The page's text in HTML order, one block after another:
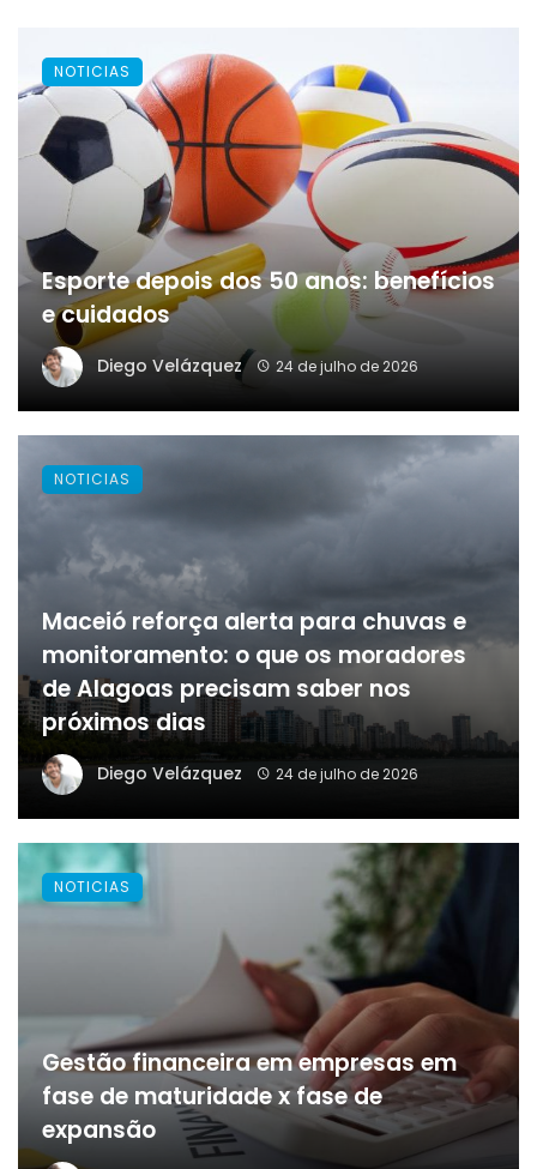
Esporte depois dos 50 anos: benefícios
e cuidados
Diego Velázquez 24 de julho de 2026
NOTICIAS
Maceió reforça alerta para chuvas e
monitoramento: o que os moradores
de Alagoas precisam saber nos
próximos dias
Diego Velázquez 24 de julho de 2026
NOTICIAS
Gestão financeira em empresas em
fase de maturidade x fase de
expansão
NOTICIAS